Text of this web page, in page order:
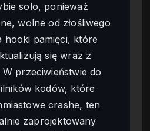
solo, ponieważ
wolne od złośliwego
hooki pamięci, które
się wraz z
przeciwieństwie do
kodów, które
crashe, ten
zaprojektowany